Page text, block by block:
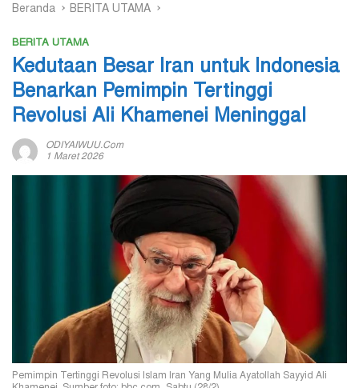
Beranda BERITA UTAMA
BERITA UTAMA
Kedutaan Besar Iran untuk Indonesia
Benarkan Pemimpin Tertinggi
Revolusi Ali Khamenei Meninggal
ODIYAIWUU.com
1 Maret 2026
Pemimpin Tertinggi Revolusi Islam Iran Yang Mulia Ayatollah Sayyid Ali